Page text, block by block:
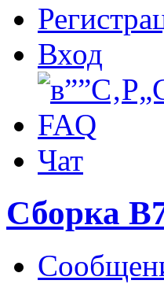
Вход
FAQ
Чат
Сборка